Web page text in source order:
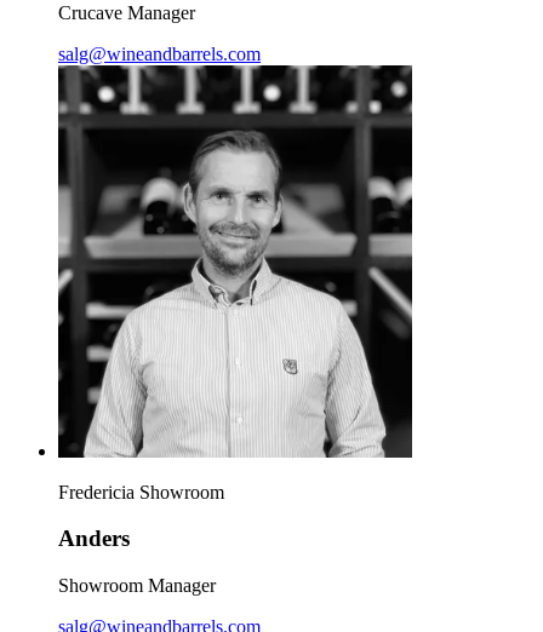
Crucave Manager
salg@wineandbarrels.com
Fredericia Showroom
Anders
Showroom Manager
salg@wineandbarrels.com